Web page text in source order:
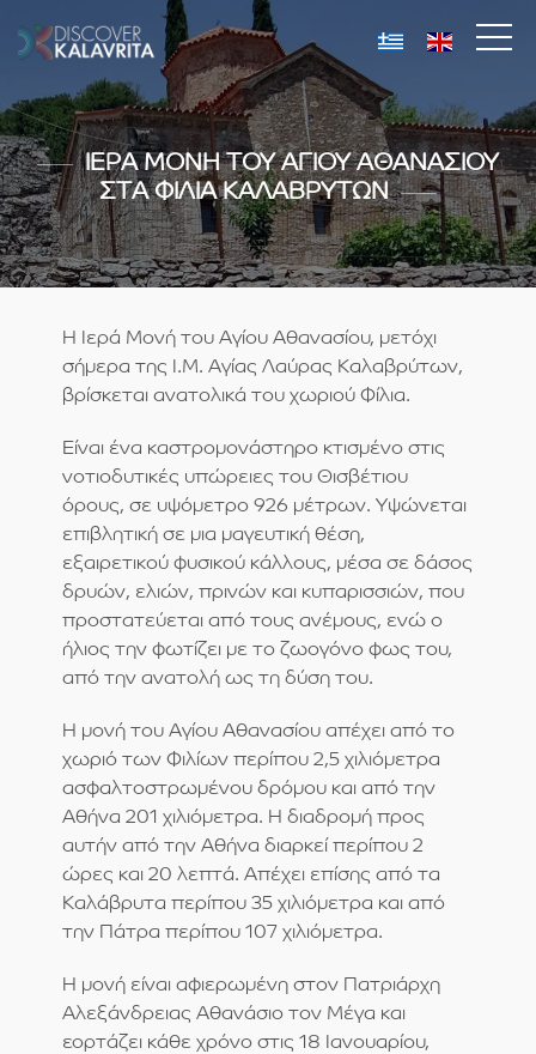
ΙΕΡΑ ΜΟΝΗ ΤΟΥ ΑΓΙΟΥ ΑΘΑΝΑΣΙΟΥ
ΣΤΑ ΦΙΛΙΑ ΚΑΛΑΒΡΥΤΩΝ
Η Ιερά Μονή του Αγίου Αθανασίου, μετόχι
σήμερα της Ι.Μ. Αγίας Λαύρας Καλαβρύτων,
βρίσκεται ανατολικά του χωριού Φίλια.
Είναι ένα καστρομονάστηρο κτισμένο στις
νοτιοδυτικές υπώρειες του Θισβέτιου
όρους, σε υψόμετρο 926 μέτρων. Υψώνεται
επιβλητική σε μια μαγευτική θέση,
εξαιρετικού φυσικού κάλλους, μέσα σε δάσος
δρυών, ελιών, πρινών και κυπαρισσιών, που
προστατεύεται από τους ανέμους, ενώ ο
ήλιος την φωτίζει με το ζωογόνο φως του,
από την ανατολή ως τη δύση του.
Η μονή του Αγίου Αθανασίου απέχει από το
χωριό των Φιλίων περίπου 2,5 χιλιόμετρα
ασφαλτοστρωμένου δρόμου και από την
Αθήνα 201 χιλιόμετρα. Η διαδρομή προς
αυτήν από την Αθήνα διαρκεί περίπου 2
ώρες και 20 λεπτά. Απέχει επίσης από τα
Καλάβρυτα περίπου 35 χιλιόμετρα και από
την Πάτρα περίπου 107 χιλιόμετρα.
Η μονή είναι αφιερωμένη στον Πατριάρχη
Αλεξάνδρειας Αθανάσιο τον Μέγα και
εορτάζει κάθε χρόνο στις 18 Ιανουαρίου,